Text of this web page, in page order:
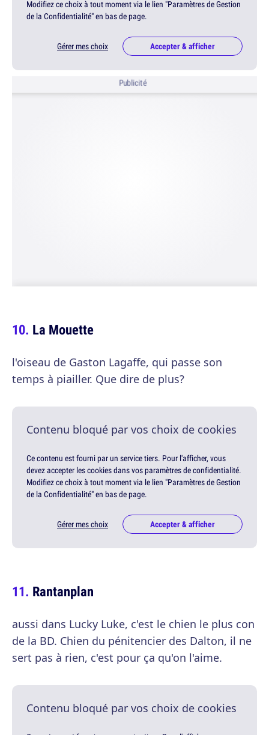
Modifiez ce choix à tout moment via le lien "Paramètres de Gestion
de la Confidentialité" en bas de page.
Gérer mes choix Accepter & afficher
Publicité
La Mouette
l'oiseau de Gaston Lagaffe, qui passe son
temps à piailler. Que dire de plus?
Contenu bloqué par vos choix de cookies
Ce contenu est fourni par un service tiers. Pour l'afficher, vous
devez accepter les cookies dans vos paramètres de confidentialité.
Modifiez ce choix à tout moment via le lien "Paramètres de Gestion
de la Confidentialité" en bas de page.
Gérer mes choix Accepter & afficher
Rantanplan
aussi dans Lucky Luke, c'est le chien le plus con
de la BD. Chien du pénitencier des Dalton, il ne
sert pas à rien, c'est pour ça qu'on l'aime.
Contenu bloqué par vos choix de cookies